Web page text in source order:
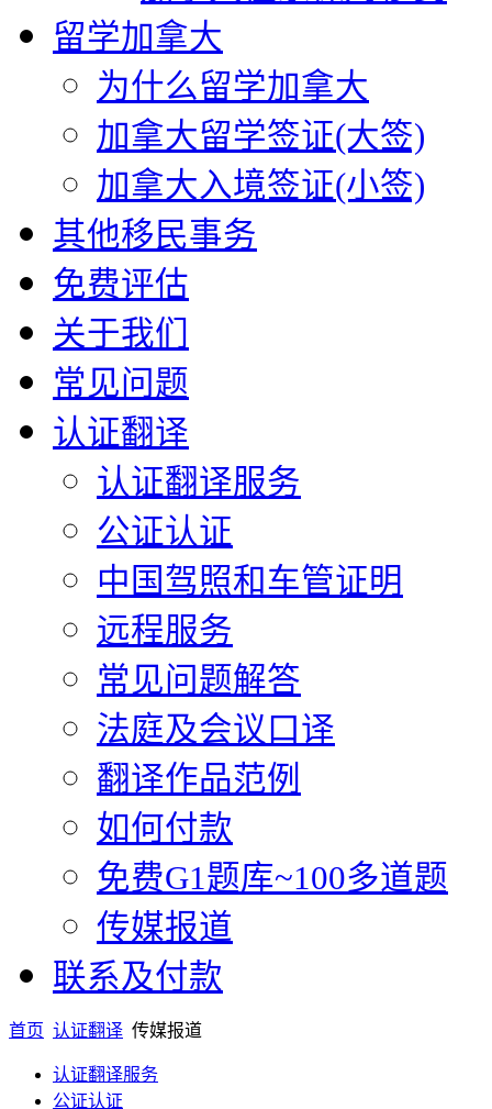
留学加拿大
为什么留学加拿大
加拿大留学签证(大签)
加拿大入境签证(小签)
其他移民事务
免费评估
关于我们
常见问题
认证翻译
认证翻译服务
公证认证
中国驾照和车管证明
远程服务
常见问题解答
法庭及会议口译
翻译作品范例
如何付款
免费G1题库~100多道题
传媒报道
联系及付款
首页 认证翻译 传媒报道
认证翻译服务
公证认证